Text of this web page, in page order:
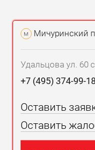
м Мичуринский
Удальцова ул. 60
+7 (495) 374-99-18
Оставить
Оставить